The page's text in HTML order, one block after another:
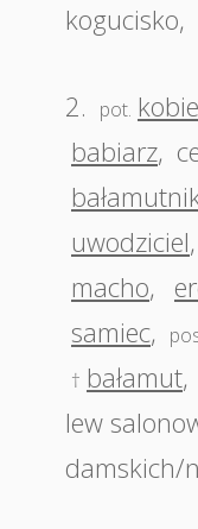
kogucisko,
2. pot.
babiarz,
uwodziciel,
macho,
samiec,
† bałamut,
lew
damskich/